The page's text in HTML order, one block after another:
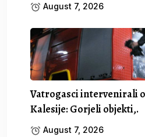
August 7, 2026
Vatrogasci intervenirali
Kalesije: Gorjeli objekti,.
August 7, 2026